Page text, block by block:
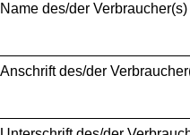
Name des/der Verbraucher(s)
Anschrift des/der